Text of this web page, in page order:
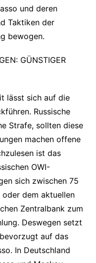
und deren
Taktiken der
bewogen.
GÜNSTIGER
lässt sich auf die
Russische
Strafe, sollten diese
machen offene
ist das
OWI-
sich zwischen 75
dem aktuellen
Zentralbank zum
Deswegen setzt
auf das
In Deutschland